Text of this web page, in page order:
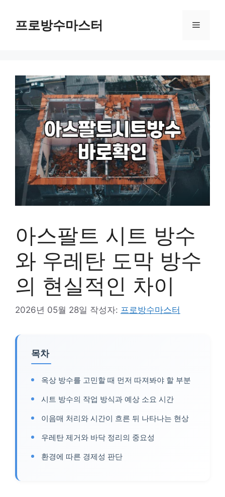
프로방수마스터 메
아스팔트 시트 방수
와 우레탄 도막 방수
의 현실적인 차이
2026년 05월 28일 작성자: 프로방수마스터
목차
옥상 방수를 고민할 때 먼저 따져봐야 할 부분
시트 방수의 작업 방식과 예상 소요 시간
이음매 처리와 시간이 흐른 뒤 나타나는 현상
우레탄 제거와 바닥 정리의 중요성
환경에 따른 경제성 판단